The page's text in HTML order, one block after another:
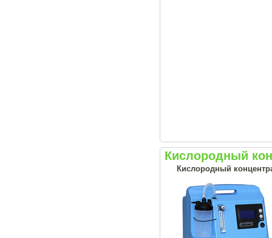
Кислородный
Кислородный